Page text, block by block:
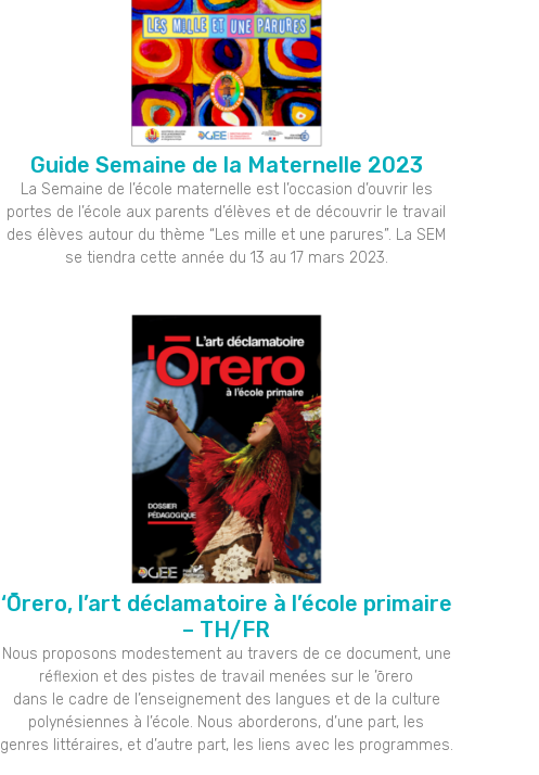
Guide Semaine de la Maternelle 2023
La Semaine de l’école maternelle est l’occasion d’ouvrir les
portes de l’école aux parents d’élèves et de découvrir le travail
des élèves autour du thème “Les mille et une parures”. La SEM
se tiendra cette année du 13 au 17 mars 2023.
‘Ōrero, l’art déclamatoire à l’école primaire
– TH/FR
Nous proposons modestement au travers de ce document, une
réflexion et des pistes de travail menées sur le ’ōrero
dans le cadre de l’enseignement des langues et de la culture
polynésiennes à l’école. Nous aborderons, d’une part, les
genres littéraires, et d’autre part, les liens avec les programmes.